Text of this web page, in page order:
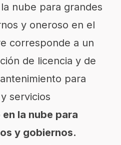
nube para grandes
y oneroso en el
corresponde a un
de licencia y de
para
y servicios
la nube para
y gobiernos.